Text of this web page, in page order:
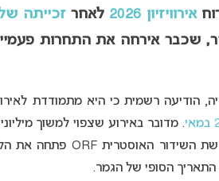
אירוויזיון 2026 לאחר
שכבר אירחה את התחרות
הודיעה רשמית כי היא מתמודדת
. מדובר באירוע שצפוי למשוך
התאריך הסופי של הגמר.